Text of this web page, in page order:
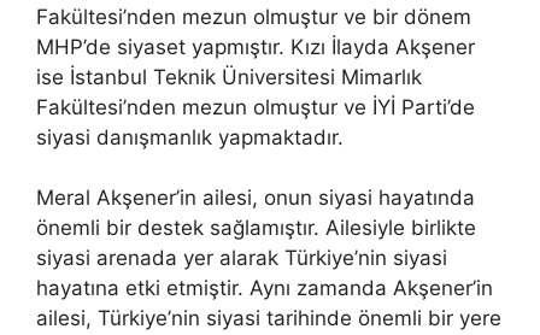
Fakültesi’nden mezun olmuştur ve bir dönem
MHP’de siyaset yapmıştır. Kızı İlayda Akşener
ise İstanbul Teknik Üniversitesi Mimarlık
Fakültesi’nden mezun olmuştur ve İYİ Parti’de
siyasi danışmanlık yapmaktadır.
Meral Akşener’in ailesi, onun siyasi hayatında
önemli bir destek sağlamıştır. Ailesiyle birlikte
siyasi arenada yer alarak Türkiye’nin siyasi
hayatına etki etmiştir. Aynı zamanda Akşener’in
ailesi, Türkiye’nin siyasi tarihinde önemli bir yere